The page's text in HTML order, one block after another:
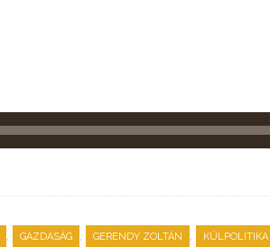
, GAZDASÁG , GERENDY ZOLTÁN , KÜLPOLITIKA